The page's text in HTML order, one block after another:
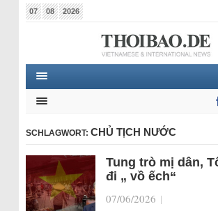
07 08 2026
SCHLAGWORT: CHỦ TỊCH NƯỚC
Tung trò mị dân,
đi „ vồ ếch“
07/06/2026 |